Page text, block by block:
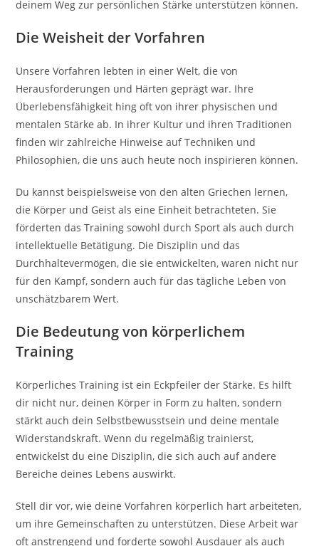
deinem Weg zur persönlichen Stärke unterstützen können.
Die Weisheit der Vorfahren
Unsere Vorfahren lebten in einer Welt, die von
Herausforderungen und Härten geprägt war. Ihre
Überlebensfähigkeit hing oft von ihrer physischen und
mentalen Stärke ab. In ihrer Kultur und ihren Traditionen
finden wir zahlreiche Hinweise auf Techniken und
Philosophien, die uns auch heute noch inspirieren können.
Du kannst beispielsweise von den alten Griechen lernen,
die Körper und Geist als eine Einheit betrachteten. Sie
förderten das Training sowohl durch Sport als auch durch
intellektuelle Betätigung. Die Disziplin und das
Durchhaltevermögen, die sie entwickelten, waren nicht nur
für den Kampf, sondern auch für das tägliche Leben von
unschätzbarem Wert.
Die Bedeutung von körperlichem
Training
Körperliches Training ist ein Eckpfeiler der Stärke. Es hilft
dir nicht nur, deinen Körper in Form zu halten, sondern
stärkt auch dein Selbstbewusstsein und deine mentale
Widerstandskraft. Wenn du regelmäßig trainierst,
entwickelst du eine Disziplin, die sich auch auf andere
Bereiche deines Lebens auswirkt.
Stell dir vor, wie deine Vorfahren körperlich hart arbeiteten,
um ihre Gemeinschaften zu unterstützen. Diese Arbeit war
oft anstrengend und forderte sowohl Ausdauer als auch